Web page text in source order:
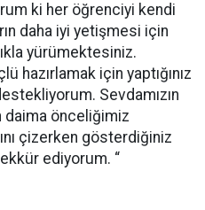
ki her öğrenciyi kendi
daha iyi yetişmesi için
yürümektesiniz.
hazırlamak için yaptığınız
Sevdamızın
önceliğimiz
çizerken gösterdiğiniz
ediyorum. “